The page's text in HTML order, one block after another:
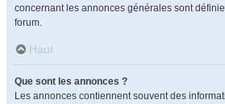
concernant les annonces générales sont
forum.
Haut
Que sont les annonces ?
Les annonces contiennent souvent des